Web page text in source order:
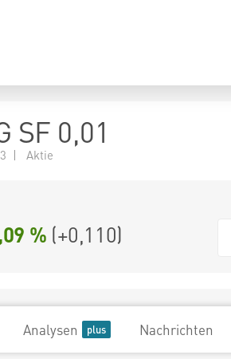
SF 0,01
| Aktie
% (+0,110)
Analysen Nachrichten